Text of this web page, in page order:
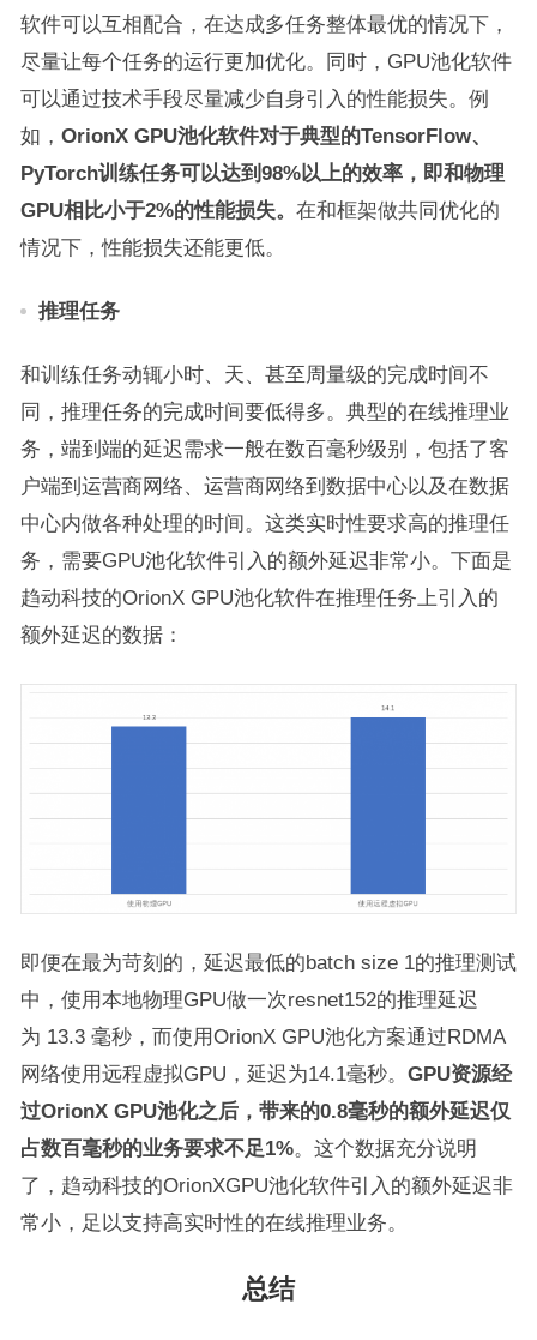
软件可以互相配合，在达成多任务整体最优的情况下，
尽量让每个任务的运行更加优化。同时，GPU池化软件
可以通过技术手段尽量减少自身引入的性能损失。例
如， OrionX GPU池化软件对于典型的TensorFlow、
PyTorch训练任务可以达到 98%以上的效率，即和物理
GPU相比小于2%的性能损失。 在和框架做共同优化的
情况下，性能损失还能更低。
推理任务
和训练任务动辄小时、天、甚至周量级的完成时间不
同，推理任务的完成时间要低得多。典型的在线推理业
务，端到端的延迟需求一般在数百毫秒级别，包括了客
户端到运营商网络、运营商网络到数据中心以及在数据
中心内做各种处理的时间。这类实时性要求高的推理任
务，需要GPU池化软件引入的额外延迟非常小。下面是
趋动科技的OrionX GPU池化软件在推理任务上引入的
额外延迟的数据：
即便在最为苛刻的，延迟最低的batch size 1的推理测试
中，使用本地物理GPU做一次resnet152的推理延迟
为 13.3 毫秒，而使用OrionX GPU池化方案通过RDMA
网络使用远程虚拟GPU，延迟为14.1毫秒。 GPU资源经
过OrionX GPU池化之后，带来的0.8毫秒的额外延迟仅
占数百毫秒的业务要求不足1%。这个数据充分说明
了，趋动科技的OrionXGPU池化软件引入的额外延迟非
常小，足以支持高实时性的在线推理业务。
总结